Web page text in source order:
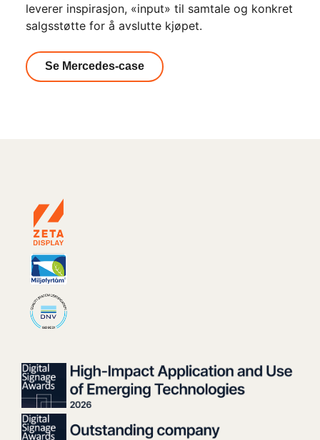
leverer inspirasjon, «input» til samtale og konkret
salgsstøtte for å avslutte kjøpet.
Se Mercedes-case